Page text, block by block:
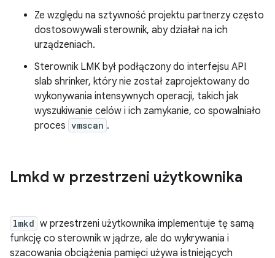
Ze względu na sztywność projektu partnerzy często
dostosowywali sterownik, aby działał na ich
urządzeniach.
Sterownik LMK był podłączony do interfejsu API
slab shrinker, który nie został zaprojektowany do
wykonywania intensywnych operacji, takich jak
wyszukiwanie celów i ich zamykanie, co spowalniało
proces vmscan .
Lmkd w przestrzeni użytkownika
lmkd w przestrzeni użytkownika implementuje tę samą
funkcję co sterownik w jądrze, ale do wykrywania i
szacowania obciążenia pamięci używa istniejących